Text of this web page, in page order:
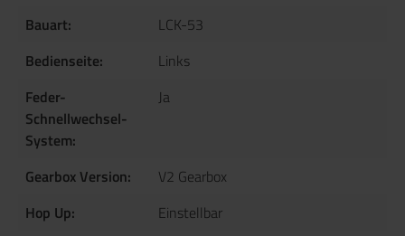
Bauart:
LCK-53
Bedienseite:
Links
Feder-
Schnellwechsel-
System:
Ja
Gearbox Version:
V2 Gearbox
Hop Up:
Einstellbar